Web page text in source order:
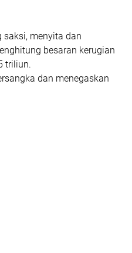
saksi, menyita dan
besaran kerugian
triliun.
dan menegaskan